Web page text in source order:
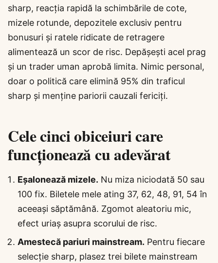
sharp, reacția rapidă la schimbările de cote,
mizele rotunde, depozitele exclusiv pentru
bonusuri și ratele ridicate de retragere
alimentează un scor de risc. Depășești acel prag
și un trader uman aprobă limita. Nimic personal,
doar o politică care elimină 95% din traficul
sharp și menține pariorii cauzali fericiți.
Cele cinci obiceiuri care
funcționează cu adevărat
Eșalonează mizele. Nu miza niciodată 50 sau
100 fix. Biletele mele ating 37, 62, 48, 91, 54 în
aceeași săptămână. Zgomot aleatoriu mic,
efect uriaș asupra scorului de risc.
Amestecă pariuri mainstream. Pentru fiecare
selecție sharp, plasez trei bilete mainstream